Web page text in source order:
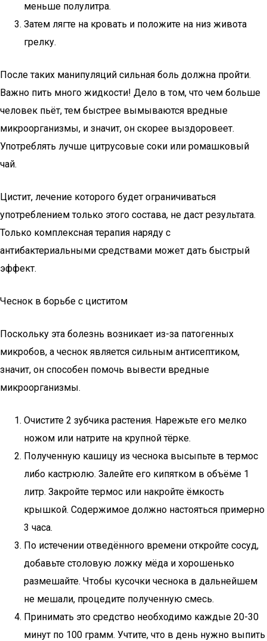
меньше полулитра.
Затем лягте на кровать и положите на низ живота
грелку.
После таких манипуляций сильная боль должна пройти.
Важно пить много жидкости! Дело в том, что чем больше
человек пьёт, тем быстрее вымываются вредные
микроорганизмы, и значит, он скорее выздоровеет.
Употреблять лучше цитрусовые соки или ромашковый
чай.
Цистит, лечение которого будет ограничиваться
употреблением только этого состава, не даст результата.
Только комплексная терапия наряду с
антибактериальными средствами может дать быстрый
эффект.
Чеснок в борьбе с циститом
Поскольку эта болезнь возникает из-за патогенных
микробов, а чеснок является сильным антисептиком,
значит, он способен помочь вывести вредные
микроорганизмы.
Очистите 2 зубчика растения. Нарежьте его мелко
ножом или натрите на крупной тёрке.
Полученную кашицу из чеснока высыпьте в термос
либо кастрюлю. Залейте его кипятком в объёме 1
литр. Закройте термос или накройте ёмкость
крышкой. Содержимое должно настояться примерно
3 часа.
По истечении отведённого времени откройте сосуд,
добавьте столовую ложку мёда и хорошенько
размешайте. Чтобы кусочки чеснока в дальнейшем
не мешали, процедите полученную смесь.
Принимать это средство необходимо каждые 20-30
минут по 100 грамм. Учтите, что в день нужно выпить